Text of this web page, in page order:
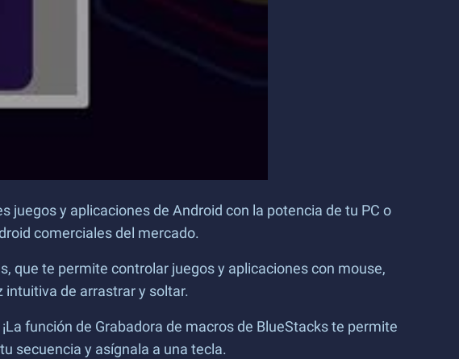
y aplicaciones de Android con la potencia de tu PC o
comerciales del mercado.
que te permite controlar juegos y aplicaciones con mouse,
de arrastrar y soltar.
función de Grabadora de macros de BlueStacks te permite
secuencia y asígnala a una tecla.